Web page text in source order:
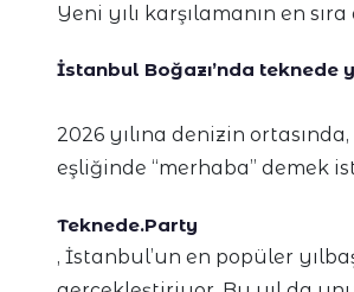
Yeni yılı karşılamanın en
İstanbul Boğazı’nda teknede
2026 yılına denizin
eşliğinde “merhaba” demek
Teknede.Party
, İstanbul’un en popüler